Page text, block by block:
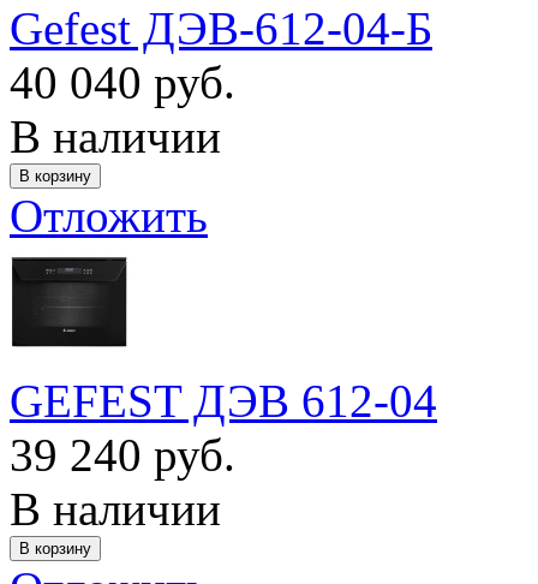
Gefest ДЭВ-612-04-Б
40 040 руб.
В наличии
Отложить
GEFEST ДЭВ 612-04
39 240 руб.
В наличии